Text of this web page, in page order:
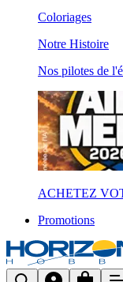
Coloriages
Notre Histoire
Nos pilotes de
ACHETEZ
Promotions